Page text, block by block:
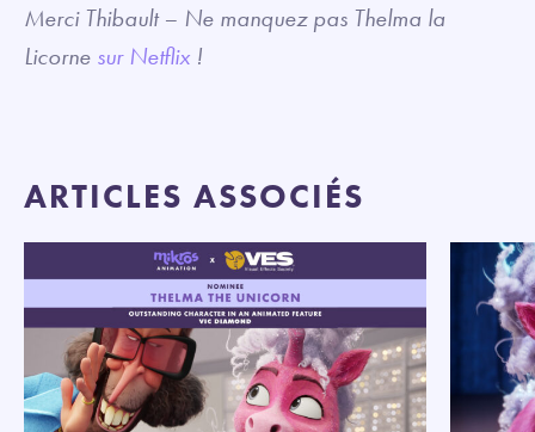
Merci Thibault – Ne manquez pas Thelma la
Licorne sur Netflix !
ARTICLES ASSOCIÉS